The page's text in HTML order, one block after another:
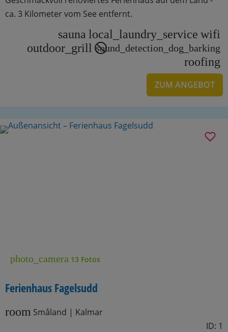
ca. 3 Kilometer vom See entfernt.
sauna local_laundry_service wifi
outdoor_grill sound_detection_dog_barking
roofing
ZUM ANGEBOT
photo_camera 13 Fotos
Ferienhaus Fagelsudd
room Småland | Kalmar
ID: 1